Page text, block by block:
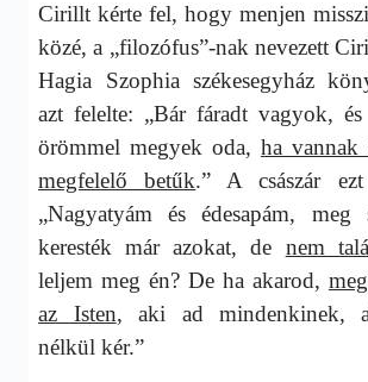
Cirillt kérte fel, hogy menjen
közé, a „filozófus”-nak nevezett
Hagia Szophia székesegyház
azt felelte: „Bár fáradt vagyok, és
örömmel megyek oda, ha
megfelelő betűk.” A császár
„Nagyatyám és édesapám, meg
keresték már azokat, de nem
leljem meg én? De ha akarod,
az Isten, aki ad mindenkinek,
nélkül kér.”